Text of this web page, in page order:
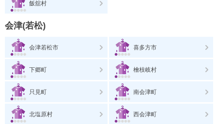
飯舘村
会津(若松)
会津若松市 喜多方市
下郷町 檜枝岐村
只見町 南会津町
北塩原村 西会津町